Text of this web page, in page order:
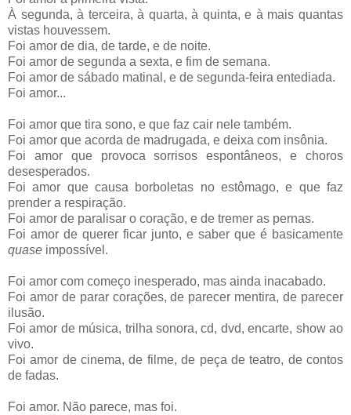
À segunda, à terceira, à quarta, à quinta, e à mais quantas
vistas houvessem.
Foi amor de dia, de tarde, e de noite.
Foi amor de segunda a sexta, e fim de semana.
Foi amor de sábado matinal, e de segunda-feira entediada.
Foi amor...
Foi amor que tira sono, e que faz cair nele também.
Foi amor que acorda de madrugada, e deixa com insônia.
Foi amor que provoca sorrisos espontâneos, e choros
desesperados.
Foi amor que causa borboletas no estômago, e que faz
prender a respiração.
Foi amor de paralisar o coração, e de tremer as pernas.
Foi amor de querer ficar junto, e saber que é basicamente
quase impossível.
Foi amor com começo inesperado, mas ainda inacabado.
Foi amor de parar corações, de parecer mentira, de parecer
ilusão.
Foi amor de música, trilha sonora, cd, dvd, encarte, show ao
vivo.
Foi amor de cinema, de filme, de peça de teatro, de contos
de fadas.
Foi amor. Não parece, mas foi.